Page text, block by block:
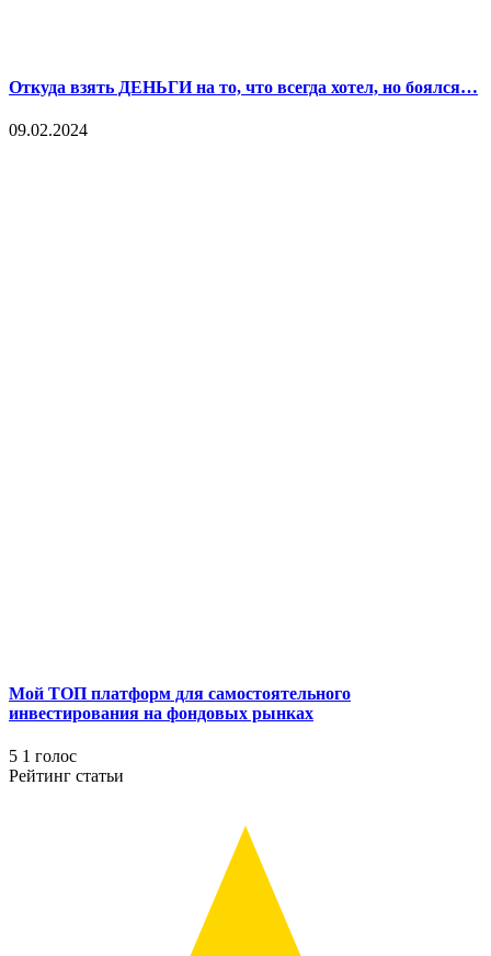
Откуда взять ДЕНЬГИ на то, что всегда хотел, но боялся…
09.02.2024
Мой ТОП платформ для самостоятельного
инвестирования на фондовых рынках
5 1 голос
Рейтинг статьи